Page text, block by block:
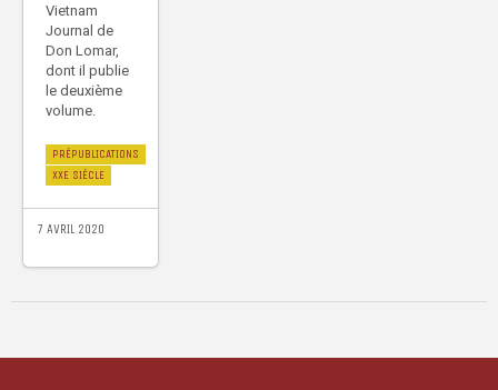
Vietnam
Journal de
Don Lomar,
dont il publie
le deuxième
volume.
PRÉPUBLICATIONS
XXE SIÈCLE
7 AVRIL 2020